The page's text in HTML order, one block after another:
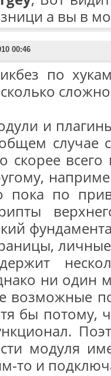
а вы в
00:46
по
и
случае
скорее
пока по
ни один
возможные
бы потому,
модуля
то и